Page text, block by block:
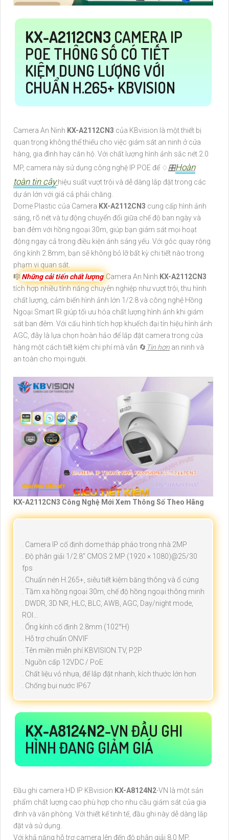
KX-A2112CN3 CAMERA IP
POE THÔNG SỐ CÓ TIẾT
KIỆM DUNG LƯỢNG VỚI
CHUẨN H.265+ KBVISION
Camera An Ninh KX-A2112CN3 của KBvision là một thiết bị
quan trọng không thể thiếu cho việc giám sát an ninh ở cửa
hàng, gia đình hay căn hộ. Với chất lượng hình ảnh sắc nét 2.0
MP, camera này sử dụng công nghệ IP POE để ♢ 🎛Hoàn
toàn tin cậy hiệu suất vượt trội và dễ dàng lắp đặt trong các
dự án lớn với giá cả phải chăng.
Dome Plastic của Camera KX-A2112CN3 cung cấp hình ảnh
sáng, rõ nét và tự động chuyển đổi giữa chế độ ban ngày và
ban đêm với hồng ngoại 30m, giúp bạn giám sát mọi hoạt
động ngay cả trong điều kiện ánh sáng yếu. Với góc quay rộng
ống kính 2.8mm, bạn sẽ không bỏ lỡ bất kỳ chi tiết nào trong
phạm vi quan sát.
🎼️ Những cải tiến chất lượng Camera An Ninh KX-A2112CN3
tích hợp nhiều tính năng chuyên nghiệp như vượt trội, thu hình
chất lượng, cảm biến hình ảnh lớn 1/2.8 và công nghệ Hồng
Ngoại Smart IR giúp tối ưu hóa chất lượng hình ảnh khi giám
sát ban đêm. Với cấu hình tích hợp khuếch đại tín hiệu hình ảnh
AGC, đây là lựa chọn hoàn hảo để lắp đặt camera trong cửa
hàng một cách tiết kiệm chi phí mà vẫn 🔄Tin hơn an ninh và
an toàn cho mọi người.
KX-A2112CN3 Công Nghệ Mới Xem Thông Số Theo Hãng
. Camera IP cố định dome tháp pháo trong nhà 2MP
. Độ phân giải 1/2.8" CMOS 2 MP (1920 × 1080)@25/30
fps
. Chuẩn nén H.265+, siêu tiết kiệm băng thông và ổ cứng
. Tầm xa hồng ngoại 30m, chế độ hồng ngoại thông minh
. DWDR, 3D NR, HLC, BLC, AWB, AGC, Day/night mode,
ROI…
. Ống kính cố định 2.8mm (102°H)
. Hỗ trợ chuẩn ONVIF
. Tên miền miễn phí KBVISION.TV, P2P
. Nguồn cấp 12VDC / PoE
. Chất liệu vỏ nhựa, đế lắp đặt nhanh, kích thước lớn hơn
. Chống bụi nước IP67
KX-A8124N2-VN ĐẦU GHI
HÌNH ĐANG GIẢM GIÁ
Đầu ghi camera HD IP KBvision KX-A8124N2-VN là một sản
phẩm chất lượng cao phù hợp cho nhu cầu giám sát của gia
đình và văn phòng. Với thiết kế tinh tế, đầu ghi này dễ dàng lắp
đặt và sử dụng.
Với khả năng hỗ trợ camera lên đến độ phân giải 8.0 MP,